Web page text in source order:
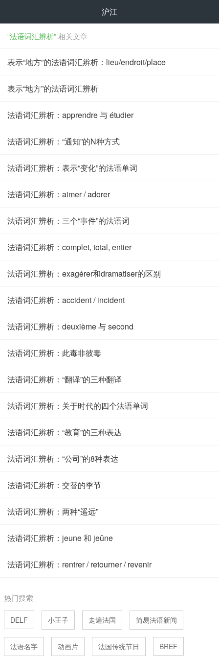
沪江
“法语词汇辨析”相关文章
表示“地方”的法语词汇辨析：lieu/endroit/place
表示“地方”的法语词汇辨析
法语词汇辨析：apprendre 与 étudier
法语词汇辨析：“通知”的N种方式
法语词汇辨析：表示“变化”的法语单词
法语词汇辨析：aimer / adorer
法语词汇辨析：三个“事件”的法语词
法语词汇辨析：complet, total, entier
法语词汇辨析：exagérer和dramatiser的区别
法语词汇辨析：accident / incident
法语词汇辨析：deuxième 与 second
法语词汇辨析：此毒非彼毒
法语词汇辨析：“翻译”的三种翻译
法语词汇辨析：关于时代的四个法语单词
法语词汇辨析：“教育”的三种表达
法语词汇辨析：“公司”的8种表达
法语词汇辨析：交替的季节
法语词汇辨析：两种“遥远”
法语词汇辨析：jeune 和 jeûne
法语词汇辨析：rentrer / retourner / revenir
热门搜索
DELF 小王子 走遍法国 简易法语新闻
法语名字 动画片 法国传统节日 BREF